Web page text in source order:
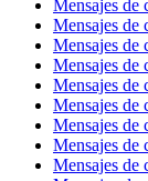
Mensajes de
Mensajes de
Mensajes de
Mensajes de
Mensajes de
Mensajes de
Mensajes de
Mensajes de
Mensajes de